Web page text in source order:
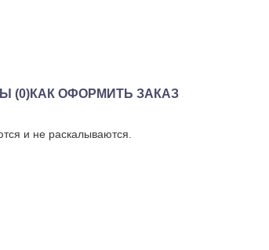
(0)КАК ОФОРМИТЬ ЗАКАЗ
и не раскалываются.